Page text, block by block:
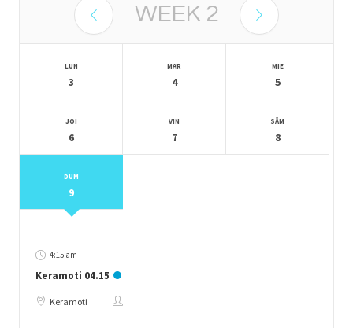
WEEK 2
LUN
3
MAR
4
MIE
5
JOI
6
VIN
7
SÂM
8
DUM
9
4:15 am
Keramoti 04.15
Keramoti